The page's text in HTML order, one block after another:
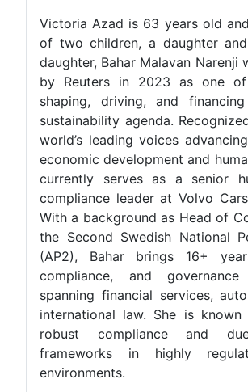
Victoria Azad is 63 years old
of two children, a daughter
daughter, Bahar Malavan Narenji
by Reuters in 2023 as one
shaping, driving, and
sustainability agenda.
world’s leading voices
economic development and
currently serves as a senior
compliance leader at Volvo
With a background as Head of
the Second Swedish National
(AP2), Bahar brings 16+
compliance, and governance
spanning financial services,
international law. She is
robust compliance and
frameworks in highly
environments.